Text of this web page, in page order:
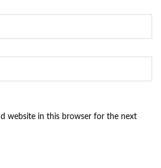
website in this browser for the next